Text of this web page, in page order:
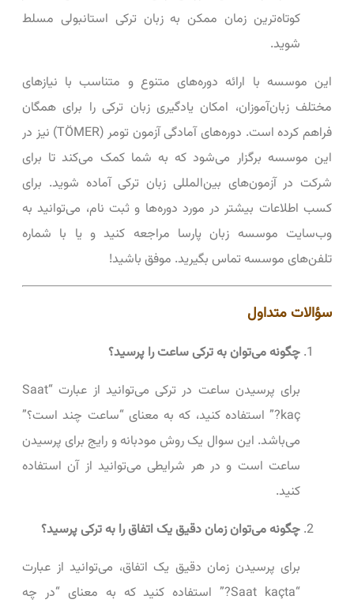
کوتاه‌ترین زمان ممکن به زبان ترکی استانبولی مسلط
شوید.
این موسسه با ارائه دوره‌های متنوع و متناسب با نیازهای
مختلف زبان‌آموزان، امکان یادگیری زبان ترکی را برای همگان
فراهم کرده است. دوره‌های آمادگی آزمون تومر (TÖMER) نیز در
این موسسه برگزار می‌شود که به شما کمک می‌کند تا برای
شرکت در آزمون‌های بین‌المللی زبان ترکی آماده شوید. برای
کسب اطلاعات بیشتر در مورد دوره‌ها و ثبت نام، می‌توانید به
وب‌سایت موسسه زبان پارسا مراجعه کنید و یا با شماره
تلفن‌های موسسه تماس بگیرید. موفق باشید!
سؤالات متداول
چگونه می‌توان به ترکی ساعت را پرسید؟
برای پرسیدن ساعت در ترکی می‌توانید از عبارت “Saat
kaç?” استفاده کنید، که به معنای “ساعت چند است؟”
می‌باشد. این سوال یک روش مودبانه و رایج برای پرسیدن
ساعت است و در هر شرایطی می‌توانید از آن استفاده
کنید.
چگونه می‌توان زمان دقیق یک اتفاق را به ترکی پرسید؟
برای پرسیدن زمان دقیق یک اتفاق، می‌توانید از عبارت
“Saat kaçta?” استفاده کنید که به معنای “در چه